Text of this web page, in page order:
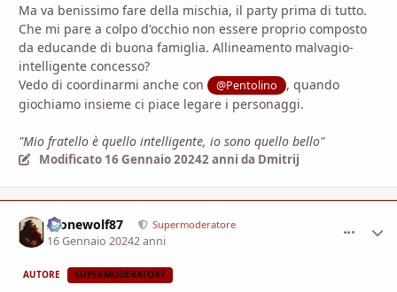
Ma va benissimo fare della mischia, il party prima di tutto.
Che mi pare a colpo d'occhio non essere proprio composto
da educande di buona famiglia. Allineamento malvagio-
intelligente concesso?
Vedo di coordinarmi anche con
@Pentolino
, quando
giochiamo insieme ci piace legare i personaggi.
"Mio fratello è quello intelligente, io sono quello bello"
Modificato 16 Gennaio 20242 anni da Dmitrij
Alonewolf87 Supermoderatore
16 Gennaio 20242 anni
AUTORE SUPERMODERATORE